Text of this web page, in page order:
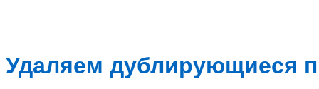
Удаляем дублирующиеся